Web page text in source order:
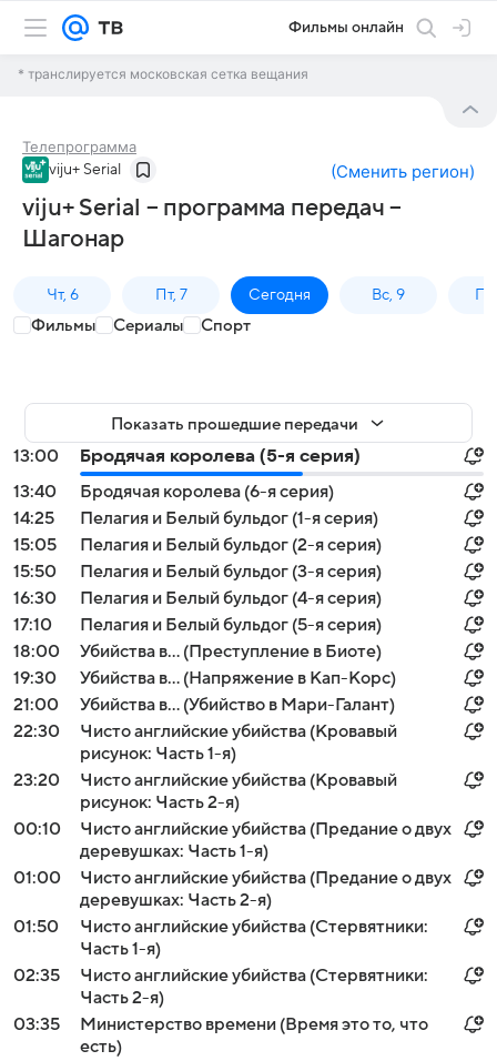
Фильмы онлайн
* транслируется московская сетка вещания
Телепрограмма
viju+ Serial (Сменить регион)
viju+ Serial – программа передач –
Шагонар
Чт, 6 Пт, 7 Сегодня Вс, 9
Фильмы Сериалы Спорт
Показать прошедшие передачи
13:00
Бродячая королева (5-я серия)
13:40
Бродячая королева (6-я серия)
14:25
Пелагия и Белый бульдог (1-я серия)
15:05
Пелагия и Белый бульдог (2-я серия)
15:50
Пелагия и Белый бульдог (3-я серия)
16:30
Пелагия и Белый бульдог (4-я серия)
17:10
Пелагия и Белый бульдог (5-я серия)
18:00
Убийства в... (Преступление в Биоте)
19:30
Убийства в... (Напряжение в Кап-Корс)
21:00
Убийства в... (Убийство в Мари-Галант)
22:30
Чисто английские убийства (Кровавый
рисунок: Часть 1-я)
23:20
Чисто английские убийства (Кровавый
рисунок: Часть 2-я)
00:10
Чисто английские убийства (Предание о двух
деревушках: Часть 1-я)
01:00
Чисто английские убийства (Предание о двух
деревушках: Часть 2-я)
01:50
Чисто английские убийства (Стервятники:
Часть 1-я)
02:35
Чисто английские убийства (Стервятники:
Часть 2-я)
03:35
Министерство времени (Время это то, что
есть)